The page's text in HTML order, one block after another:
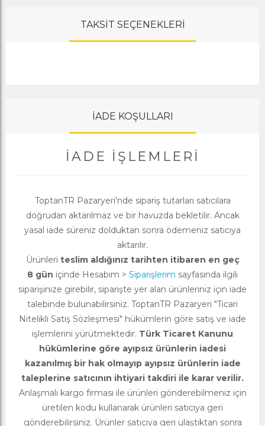
TAKSİT SEÇENEKLERİ
İADE KOŞULLARI
İADE İŞLEMLERI
ToptanTR Pazaryeri’nde sipariş tutarları satıcılara
doğrudan aktarılmaz ve bir havuzda bekletilir. Ancak
yasal iade süreniz dolduktan sonra ödemeniz satıcıya
aktarılır.
Ürünleri teslim aldığınız tarihten itibaren en geç
8 gün içinde Hesabım > Siparişlerim sayfasında ilgili
siparişinize girebilir, siparişte yer alan ürünleriniz için iade
talebinde bulunabilirsiniz. ToptanTR Pazaryeri "Ticari
Nitelikli Satış Sözleşmesi" hükümlerin göre satış ve iade
işlemlerini yürütmektedir. Türk Ticaret Kanunu
hükümlerine göre ayıpsız ürünlerin iadesi
kazanılmış bir hak olmayıp ayıpsız ürünlerin iade
taleplerine satıcının ihtiyari takdiri ile karar verilir.
Anlaşmalı kargo firması ile ürünleri gönderebilmeniz için
üretilen kodu kullanarak ürünleri satıcıya geri
gönderebilirsiniz. Ürünler satıcıya geri ulaştıktan sonra